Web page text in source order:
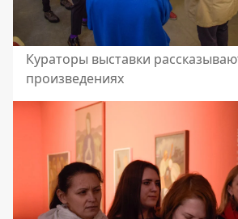
Кураторы выставки
произведениях